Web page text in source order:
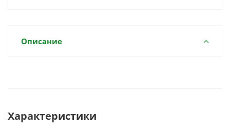
Описание
Характеристики